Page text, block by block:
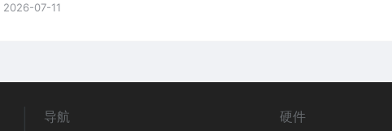
2026-07-11
导航 硬件